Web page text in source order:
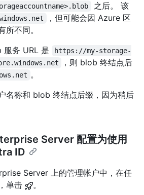
之后。 该
，但可能会因 Azure 区
所不同。
服务 URL 是
https://my-storage-
，则 blob 终结点后
。
名称和 blob 终结点后缀，因为稍后
Server 配置为使用
ID
Server 上的管理帐户中，在任
单击
。